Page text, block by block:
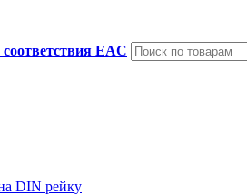
EAC
DIN рейку